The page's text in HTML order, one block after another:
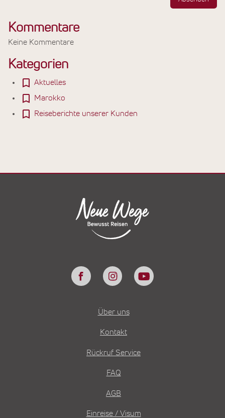
Kommentare
Keine Kommentare
Kategorien
Aktuelles
Marokko
Reiseberichte unserer Kunden
Über uns
Kontakt
Rückruf Service
FAQ
AGB
Einreise / Visum